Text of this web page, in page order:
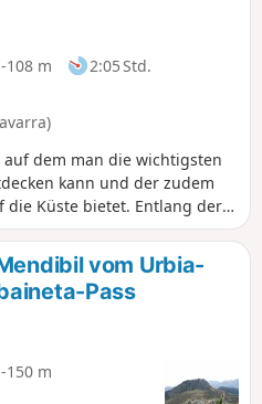
-108 m
2:05 Std.
dem man die wichtigsten
kann und der zudem
die Küste bietet. Entlang der
alte Eichen. Die Pottocks (frei
sehr freundlich.vom Urbia-
Pass
-150 m